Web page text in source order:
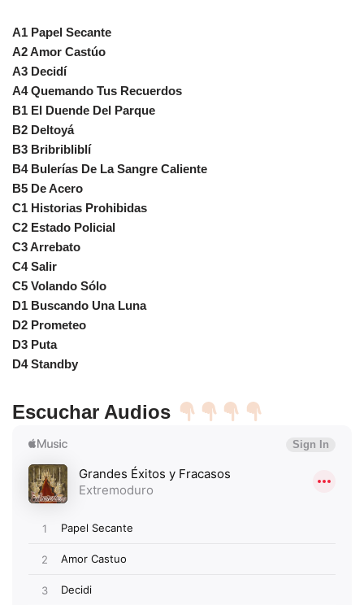
A1 Papel Secante
A2 Amor Castúo
A3 Decidí
A4 Quemando Tus Recuerdos
B1 El Duende Del Parque
B2 Deltoyá
B3 Bribribliblí
B4 Bulerías De La Sangre Caliente
B5 De Acero
C1 Historias Prohibidas
C2 Estado Policial
C3 Arrebato
C4 Salir
C5 Volando Sólo
D1 Buscando Una Luna
D2 Prometeo
D3 Puta
D4 Standby
Escuchar Audios